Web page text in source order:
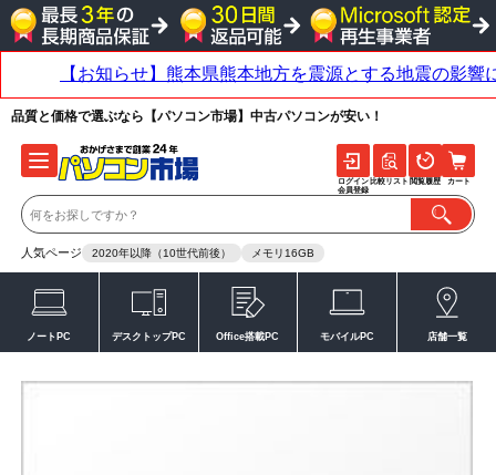
品質と価格で選ぶなら【パソコン市場】中古パソコンが安い！
人気ページ 2020年以降（10世代前後） メモリ16GB
ログイン
会員登録
比較リスト 閲覧履歴 カート
ノートPC デスクトップPC Office搭載PC モバイルPC 店舗一覧